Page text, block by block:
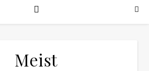
Meist